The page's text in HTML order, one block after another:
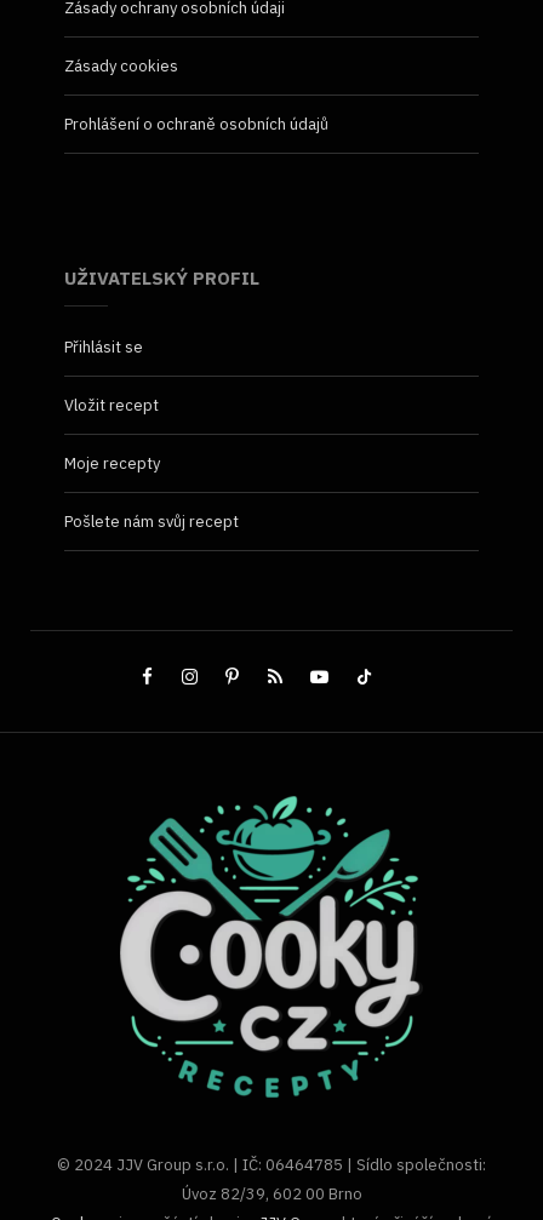
Zásady ochrany osobních údaji
Zásady cookies
Prohlášení o ochraně osobních údajů
UŽIVATELSKÝ PROFIL
Přihlásit se
Vložit recept
Moje recepty
Pošlete nám svůj recept
© 2024 JJV Group s.r.o. | IČ: 06464785 | Sídlo společnosti:
Úvoz 82/39, 602 00 Brno